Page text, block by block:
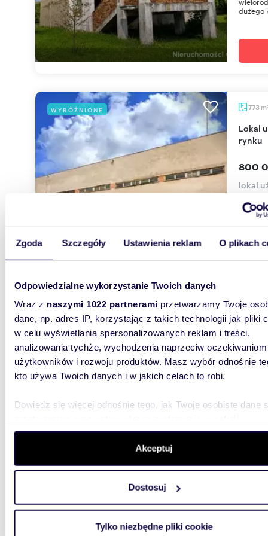
Zgoda Szczegóły Ustawienia reklam O plikach
Odpowiedzialne wykorzystanie Twoich danych
Wraz z naszymi 1022 partnerami przetwarzamy Twoje
dane, np. adres IP, korzystając z takich technologii jak pliki
w celu wyświetlania spersonalizowanych reklam i treści,
analizowania tychże, wychodzenia naprzeciw oczekiwaniom
użytkowników i rozwoju produktów. Masz wybór odnośnie
kto używa Twoich danych i w jakich celach to robi.
Dowiedz się więcej odnośnie tego, jak Twoje osobiste dane
szczegółów. W Deklaracji plików cookie możesz zmienić
wycofać swoją zgodę w dowolnej chwili.
aby oferować funkcje społecznościowe i analizować ruch w
witrynie. Informacje o tym, jak korzystasz z naszej witryny,
analitycznym. Partnerzy mogą połączyć te informacje z
Akceptuj
Dostosuj
Tylko niezbędne pliki cookie
dużego
WYRÓŻNIONE 773 m
Lokal użytkowy 773 m² w centrum Lipska, blisko
rynku
800
lokal
Lokal
na
1722
Kompleks biurowo-magazynowy 3134 m² w
dom